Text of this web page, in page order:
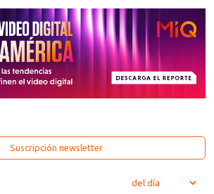
Suscripción newsletter